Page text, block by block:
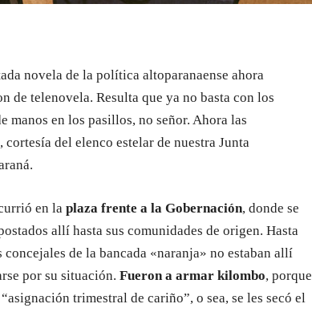
novela de la política altoparanaense ahora
de telenovela. Resulta que ya no basta con los
manos en los pasillos, no señor. Ahora las
, cortesía del elenco estelar de nuestra Junta
en la plaza frente a la Gobernación, donde se
allí hasta sus comunidades de origen. Hasta
de la bancada «naranja» no estaban allí
por su situación. Fueron a armar kilombo, porque
trimestral de cariño”, o sea, se les secó el